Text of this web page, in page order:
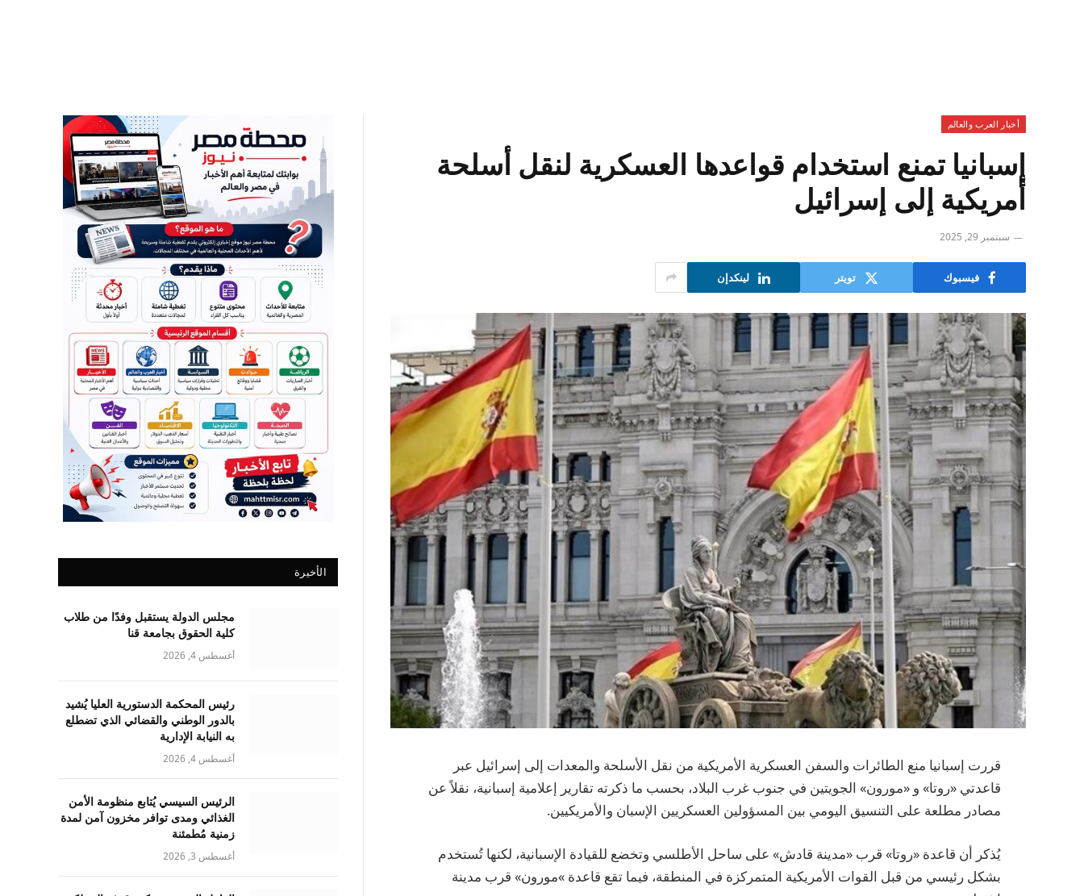
أخبار العرب والعالم
إسبانيا تمنع استخدام قواعدها العسكرية لنقل أسلحة
أمريكية إلى إسرائيل
سبتمبر 29, 2025
فيسبوك تويتر لينكدإن
قررت إسبانيا منع الطائرات والسفن العسكرية الأمريكية من نقل الأسلحة والمعدات إلى إسرائيل عبر
قاعدتي «روتا» و «مورون» الجويتين في جنوب غرب البلاد، بحسب ما ذكرته تقارير إعلامية إسبانية، نقلاً عن
مصادر مطلعة على التنسيق اليومي بين المسؤولين العسكريين الإسبان والأمريكيين.
يُذكر أن قاعدة «روتا» قرب «مدينة قادش» على ساحل الأطلسي وتخضع للقيادة الإسبانية، لكنها تُستخدم
بشكل رئيسي من قبل القوات الأمريكية المتمركزة في المنطقة، فيما تقع قاعدة »مورون» قرب مدينة
الأخيرة
مجلس الدولة يستقبل وفدًا من طلاب
كلية الحقوق بجامعة قنا
أغسطس 4, 2026
رئيس المحكمة الدستورية العليا يُشيد
بالدور الوطني والقضائي الذي تضطلع
به النيابة الإدارية
أغسطس 4, 2026
الرئيس السيسي يُتابع منظومة الأمن
الغذائي ومدى توافر مخزون آمن لمدة
زمنية مُطمئنة
أغسطس 3, 2026